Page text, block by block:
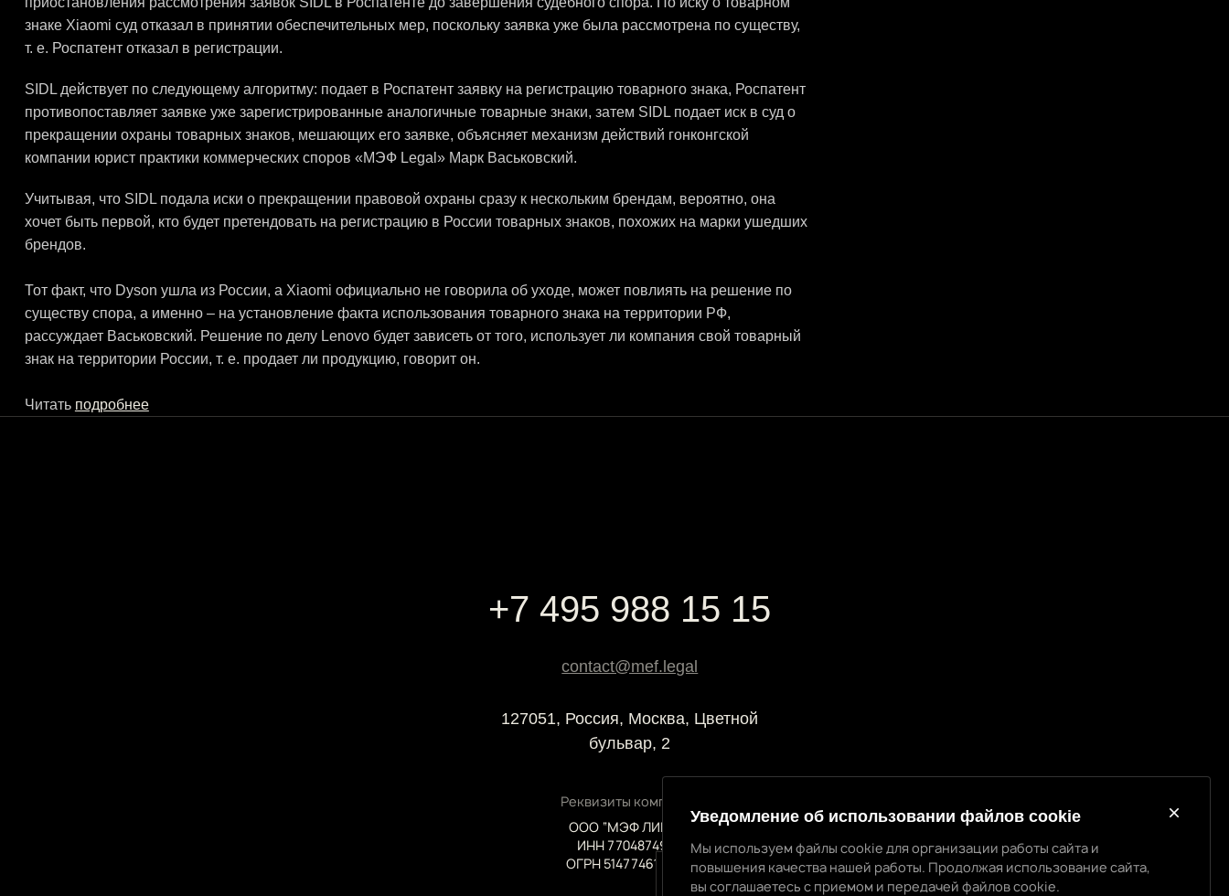
знаке Xiaomi суд отказал в принятии обеспечительных мер, поскольку заявка уже была рассмотрена по существу,
т. е. Роспатент отказал в регистрации.
SIDL действует по следующему алгоритму: подает в Роспатент заявку на регистрацию товарного знака, Роспатент
противопоставляет заявке уже зарегистрированные аналогичные товарные знаки, затем SIDL подает иск в суд о
прекращении охраны товарных знаков, мешающих его заявке, объясняет механизм действий гонконгской
компании юрист практики коммерческих споров «МЭФ Legal» Марк Васьковский.
Учитывая, что SIDL подала иски о прекращении правовой охраны сразу к нескольким брендам, вероятно, она
хочет быть первой, кто будет претендовать на регистрацию в России товарных знаков, похожих на марки ушедших
брендов.
Тот факт, что Dyson ушла из России, а Xiaomi официально не говорила об уходе, может повлиять на решение по
существу спора, а именно – на установление факта использования товарного знака на территории РФ,
рассуждает Васьковский. Решение по делу Lenovo будет зависеть от того, использует ли компания свой товарный
знак на территории России, т. е. продает ли продукцию, говорит он.
Читать подробнее
+7 495 988 15 15
contact@mef.legal
127051, Россия, Москва, Цветной
бульвар, 2
Реквизиты компании
ООО “МЭФ ЛИГАЛ”
ИНН 7704874992
ОГРН 5147746145718
Уведомление об использовании cookie
Уведомление об использовании файлов cookie
Мы используем файлы cookie для организации работы сайта и
повышения качества нашей работы. Продолжая использование сайта,
вы соглашаетесь с приемом и передачей файлов cookie.